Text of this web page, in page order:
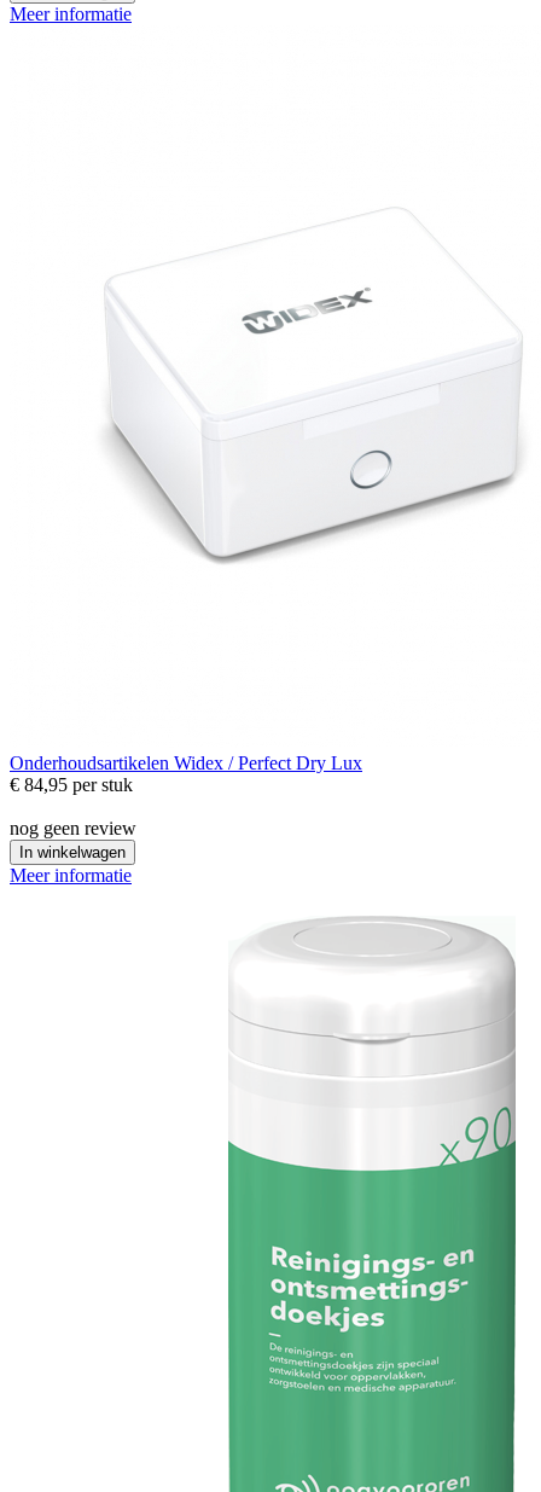
Meer informatie
Onderhoudsartikelen Widex / Perfect Dry Lux
€ 84,95 per stuk
nog geen review
In winkelwagen
Meer informatie